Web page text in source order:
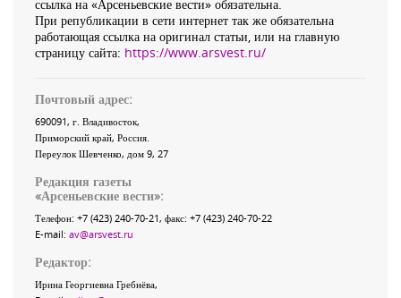
ссылка на «Арсеньевские вести» обязательна.
При републикации в сети интернет так же обязательна
работающая ссылка на оригинал статьи, или на главную
страницу сайта: https://www.arsvest.ru/
Почтовый адрес:
690091, г. Владивосток,
Приморский край, Россия
Переулок Шевченко, дом 9, 27
Редакция газеты
«Арсеньевские вести»:
Телефон: +7 (423) 240-70-21, факс: +7 (423) 240-70-22
E-mail: av@arsvest.ru
Редактор:
Ирина Георгиевна Гребнёва,